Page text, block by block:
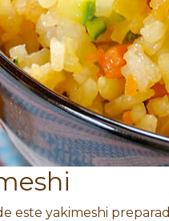
este yakimeshi